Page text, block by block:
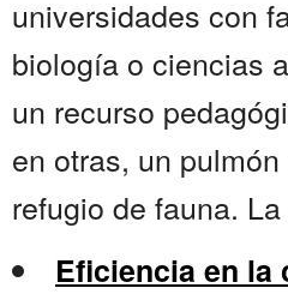
universidades con
biología o ciencias
un recurso
en otras, un
refugio de fauna.
Eficiencia en la